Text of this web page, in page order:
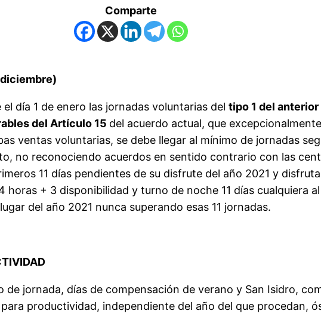
Comparte
diciembre)
día 1 de enero las jornadas voluntarias del tipo 1 del
del Artículo 15 del acuerdo actual, que
ventas voluntarias, se debe llegar al mínimo de jornadas
no reconociendo acuerdos en sentido contrario con las
11 días pendientes de su disfrute del año 2021 y
+ 3 disponibilidad y turno de noche 11 días cualquiera
del año 2021 nunca superando esas 11 jornadas.
de jornada, días de compensación de verano y San Isidro,
productividad, independiente del año del que procedan,